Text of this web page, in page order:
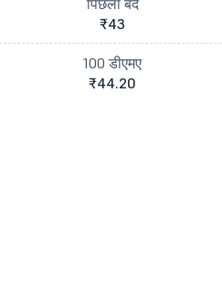
पिछला बंद
₹43
100 डीएमए
₹44.20